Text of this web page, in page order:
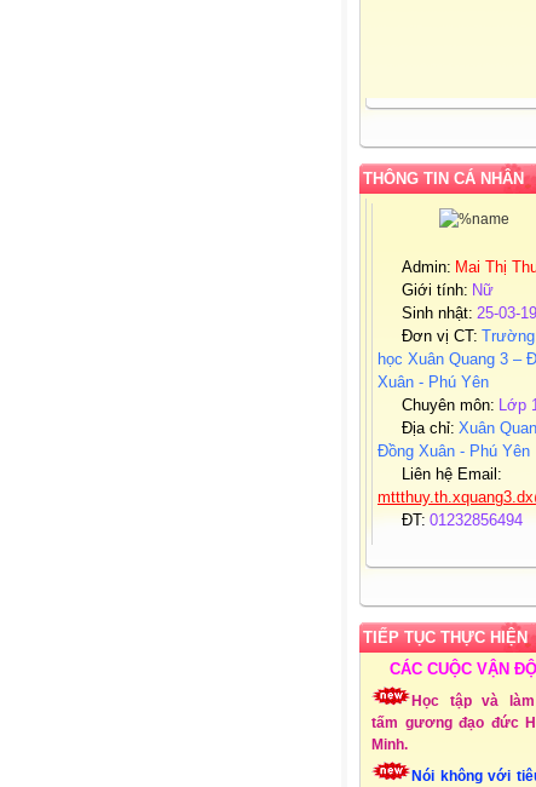
THÔNG TIN CÁ NHÂN
Admin: Mai Thị Thu
Sinh nhật: 25-03-
Đơn vị CT: Trường
học Xuân Quang 3 –
Xuân - Phú Yên
Chuyên môn: Lớp
Địa chỉ: Xuân
Đồng Xuân - Phú Yên
Liên hệ Email:
ĐT: 01232856494
Lập Website: 15/
TIẾP TỤC THỰC HIỆN
CÁC CUỘC VẬN
Học tập và
tấm gương đạo đức
Minh.
Nói không với